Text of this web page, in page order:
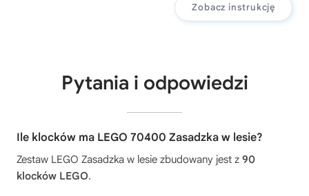
Zobacz instrukcję
Pytania i odpowiedzi
Ile klocków ma LEGO 70400 Zasadzka w lesie?
Zestaw LEGO Zasadzka w lesie zbudowany jest z 90
klocków LEGO.